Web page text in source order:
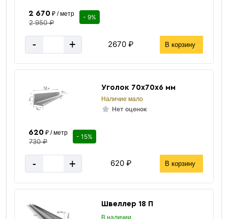
2 670₽ / метр
2 950 ₽
- 9%
- + 2670 ₽ В корзину
Уголок 70х70х6 мм
Наличие мало
Нет оценок
620₽ / метр
730 ₽
- 15%
- + 620 ₽ В корзину
Швеллер 18 П